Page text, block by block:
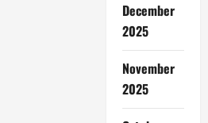
December
2025
November
2025